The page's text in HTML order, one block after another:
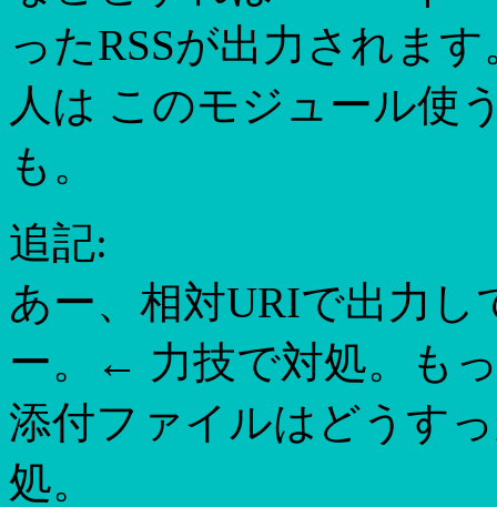
ったRSSが出力されま
人は このモジュール使
も。
追記:
あー、相対URIで出力
ー。← 力技で対処。も
添付ファイルはどうす
処。